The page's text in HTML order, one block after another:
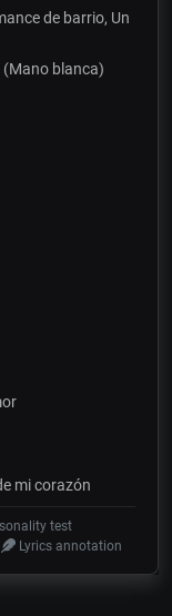
de barrio, Un
blanca)
mi corazón
test
Lyrics annotation